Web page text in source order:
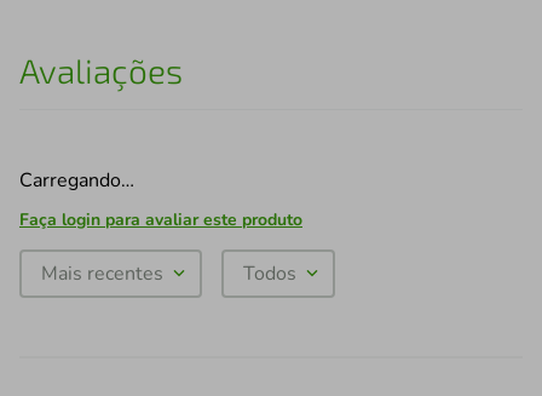
Avaliações
Carregando…
Faça login para avaliar este produto
Mais recentes Todos